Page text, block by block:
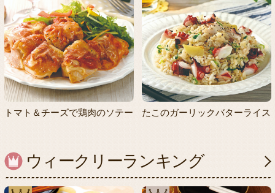
トマト＆チーズで鶏肉のソテー たこのガーリックバターライス
ウィークリーランキング